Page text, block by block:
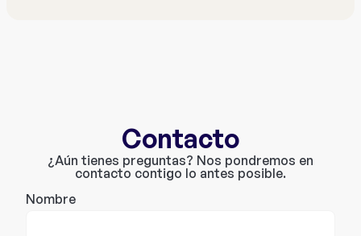
Contacto
¿Aún tienes preguntas? Nos pondremos en
contacto contigo lo antes posible.
Nombre